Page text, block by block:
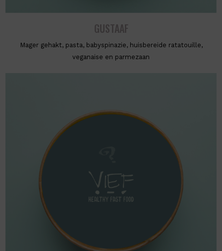
GUSTAAF
Mager gehakt, pasta, babyspinazie, huisbereide ratatouille,
veganaise en parmezaan